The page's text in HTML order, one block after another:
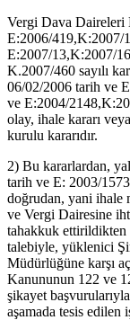
Vergi Dava Daireleri
E:2006/419,K:2007/
E:2007/13,K:2007/
K.2007/460 sayılı
06/02/2006 tarih ve
ve E:2004/
olay, ihale kararı
kurulu kararıdır.
2) Bu kararlardan,
tarih ve E: 2003/
doğrudan, yani ihale
ve Vergi Dairesine
tahakkuk ettirildikten
talebiyle, yüklenici
Müdürlüğüne karşı
Kanununun 122 ve
şikayet
aşamada tesis edilen